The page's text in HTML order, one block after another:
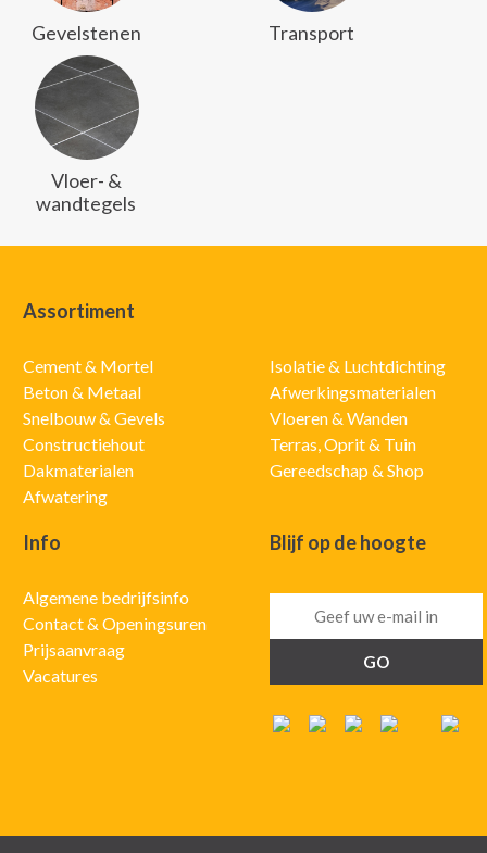
Gevelstenen Transport
Vloer- &
wandtegels
Assortiment
Cement & Mortel
Beton & Metaal
Snelbouw & Gevels
Constructiehout
Dakmaterialen
Afwatering
Isolatie & Luchtdichting
Afwerkingsmaterialen
Vloeren & Wanden
Terras, Oprit & Tuin
Gereedschap & Shop
Info
Algemene bedrijfsinfo
Contact & Openingsuren
Prijsaanvraag
Vacatures
Blijf op de hoogte